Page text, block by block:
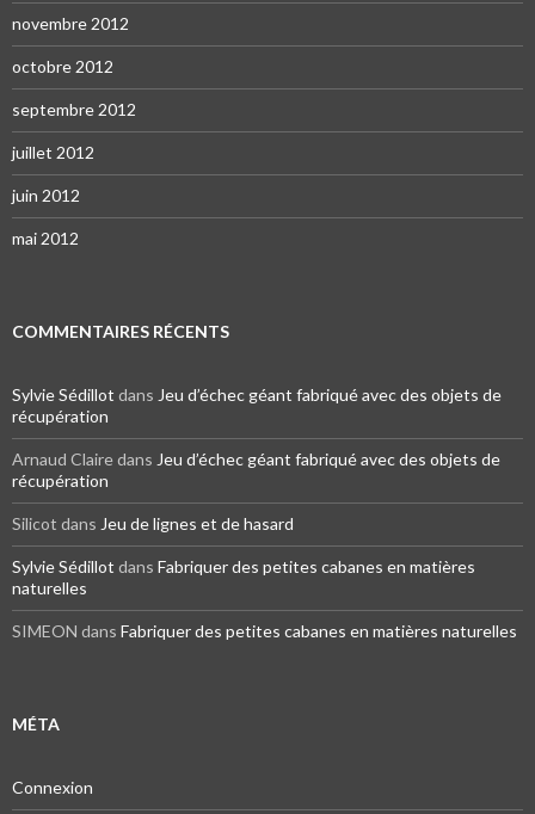
novembre 2012
octobre 2012
septembre 2012
juillet 2012
juin 2012
mai 2012
COMMENTAIRES RÉCENTS
Sylvie Sédillot dans Jeu d’échec géant fabriqué avec des objets de
récupération
Arnaud Claire dans Jeu d’échec géant fabriqué avec des objets de
récupération
Silicot dans Jeu de lignes et de hasard
Sylvie Sédillot dans Fabriquer des petites cabanes en matières
naturelles
SIMEON dans Fabriquer des petites cabanes en matières naturelles
MÉTA
Connexion